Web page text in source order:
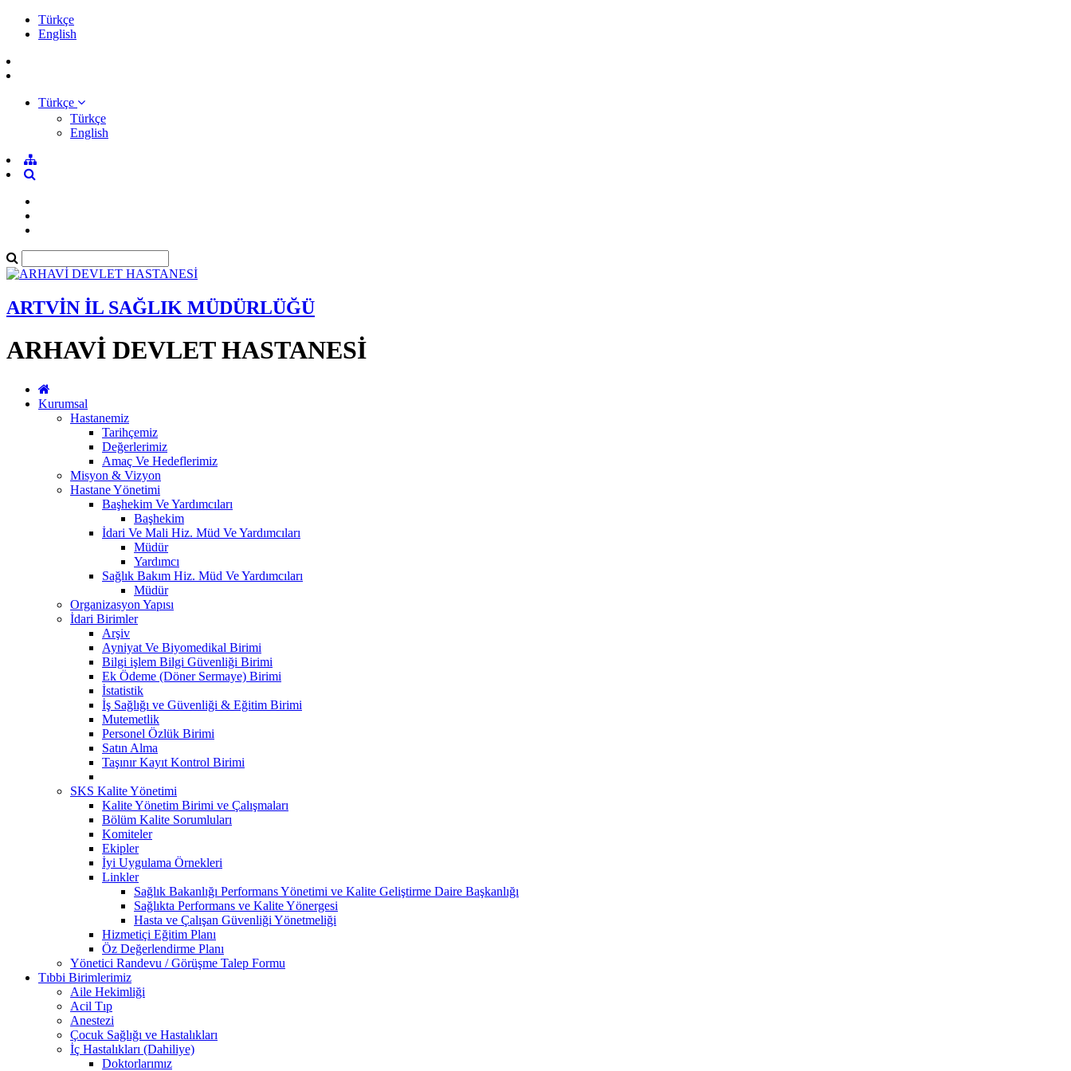
Türkçe
English
Türkçe
Türkçe
English
ARTVİN İL SAĞLIK MÜDÜRLÜĞÜ
ARHAVİ DEVLET HASTANESİ
Kurumsal
Hastanemiz
Tarihçemiz
Değerlerimiz
Amaç Ve Hedeflerimiz
Misyon & Vizyon
Hastane Yönetimi
Başhekim Ve Yardımcıları
Başhekim
İdari Ve Mali Hiz. Müd Ve Yardımcıları
Müdür
Yardımcı
Sağlık Bakım Hiz. Müd Ve Yardımcıları
Müdür
Organizasyon Yapısı
İdari Birimler
Arşiv
Ayniyat Ve Biyomedikal Birimi
Bilgi işlem Bilgi Güvenliği Birimi
Ek Ödeme (Döner Sermaye) Birimi
İstatistik
İş Sağlığı ve Güvenliği & Eğitim Birimi
Mutemetlik
Personel Özlük Birimi
Satın Alma
Taşınır Kayıt Kontrol Birimi
SKS Kalite Yönetimi
Kalite Yönetim Birimi ve Çalışmaları
Bölüm Kalite Sorumluları
Komiteler
Ekipler
İyi Uygulama Örnekleri
Linkler
Sağlık Bakanlığı Performans Yönetimi ve Kalite Geliştirme Daire Başkanlığı
Sağlıkta Performans ve Kalite Yönergesi
Hasta ve Çalışan Güvenliği Yönetmeliği
Hizmetiçi Eğitim Planı
Öz Değerlendirme Planı
Yönetici Randevu / Görüşme Talep Formu
Tıbbi Birimlerimiz
Aile Hekimliği
Acil Tıp
Anestezi
Çocuk Sağlığı ve Hastalıkları
İç Hastalıkları (Dahiliye)
Doktorlarımız